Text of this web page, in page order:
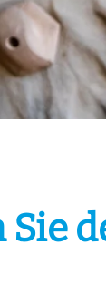
Sie